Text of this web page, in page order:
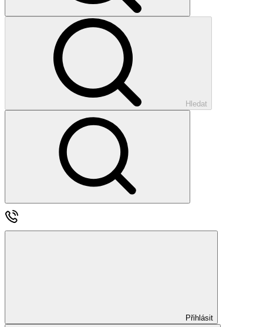
Hledat
Přihlásit